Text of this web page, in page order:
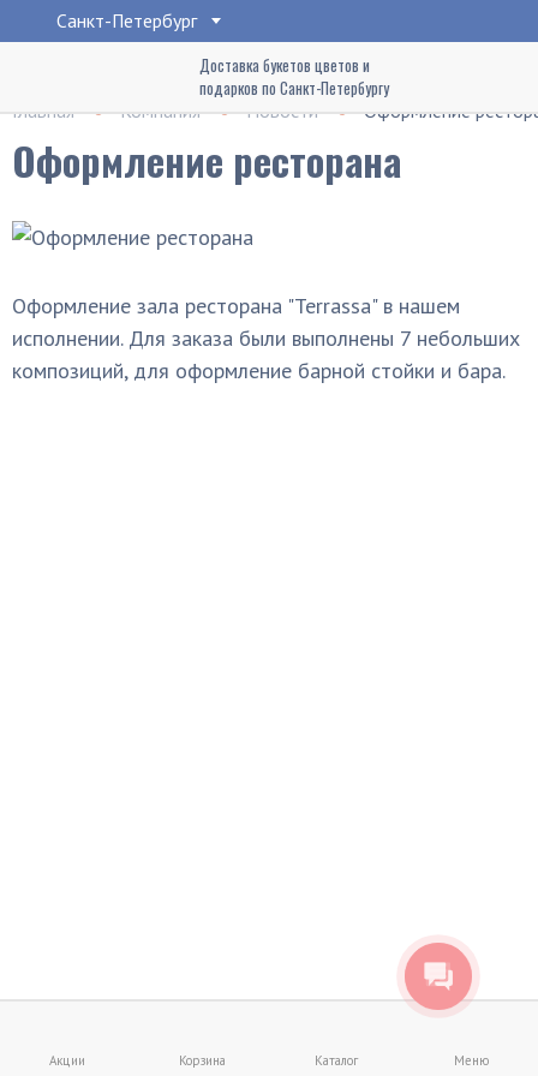
Санкт-Петербург
Доставка букетов цветов и
подарков по Санкт-Петербургу
Главная
Компания Новости Оформление
Оформление ресторана
Оформление зала ресторана "Terrassa" в нашем
исполнении. Для заказа были выполнены 7 небольших
композиций, для оформление барной стойки и бара.
Акции Корзина Каталог Меню